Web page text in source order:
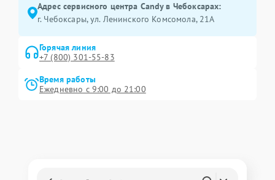
Адрес сервисного центра Candy в Чебоксарах:
г. Чебоксары, ул. Ленинского Комсомола, 21А
Горячая линия
+7 (800) 301-55-83
Время работы
Ежедневно с 9:00 до 21:00